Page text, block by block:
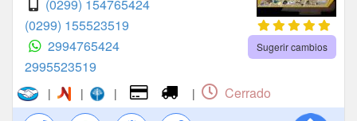
(0299) 154765424
(0299) 155523519
2994765424
2995523519
Sugerir cambios
| | | | Cerrado